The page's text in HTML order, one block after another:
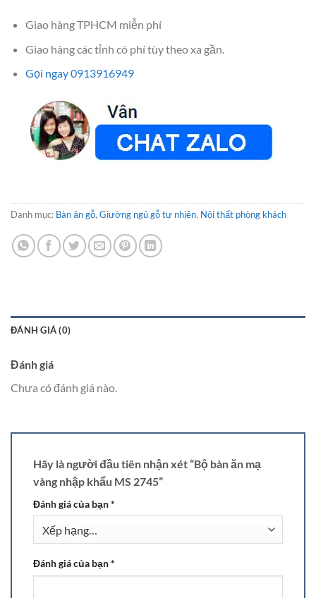
Giao hàng TPHCM miễn phí
Giao hàng các tỉnh có phí tùy theo xa gần.
Gọi ngay 0913916949
Danh mục: Bàn ăn gỗ, Giường ngủ gỗ tự nhiên, Nội thất phòng khách
ĐÁNH GIÁ (0)
Đánh giá
Chưa có đánh giá nào.
Hãy là người đầu tiên nhận xét “Bộ bàn ăn mạ
vàng nhập khẩu MS 2745”
Đánh giá của bạn*
Đánh giá của bạn*